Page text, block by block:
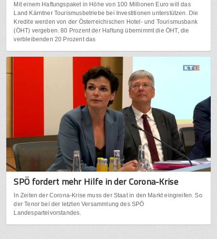
Mit einem Haftungspaket in Höhe von 100 Millionen Euro will das
Land Kärntner Tourismusbetriebe bei Investitionen unterstützen. Die
Kredite werden von der Österreichischen Hotel- und Tourismusbank
(ÖHT) vergeben. 80 Prozent der Haftung übernimmt die ÖHT, die
verbleibenden 20 Prozent das
SPÖ fordert mehr Hilfe in der Corona-Krise
In Zeiten der Corona-Krise muss der Staat in den Markt eingreifen. So
der Tenor bei der letzten Versammlung des SPÖ
Landesparteivorstandes.